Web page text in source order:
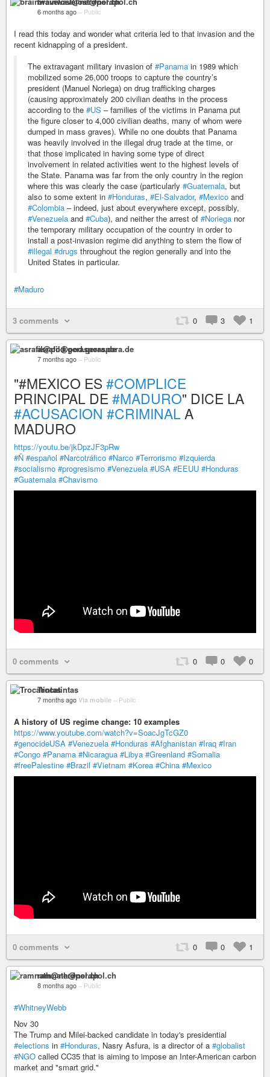
6 months ago – Public
I read this today and wonder what criteria led to that invasion and the
recent kidnapping of a president.
The extravagant military invasion of #Panama in 1989 which
mobilized some 26,000 troops to capture the country’s
president (Manuel Noriega) on drug trafficking charges
(causing approximately 200 civilian deaths in the process
according to the #US – families of the victims in Panama put
the figure closer to 4,000 civilian deaths, many of whom were
dumped in mass graves). While no one doubts that Panama
was heavily involved in the illegal drug trade at the time, or
that those implicated in having some type of direct
involvement in related activities went to the highest levels of
the State. Panama was far from the only country in the region
where this was clearly the case (particularly #Guatemala, but
also to some extent in #Honduras, #El-Salvador, #Mexico and
#Colombia – indeed, just about everywhere except, possibly,
#Venezuela and #Cuba), and neither the arrest of #Noriega nor
the temporary military occupation of the country in order to
install a post-invasion regime did anything to stem the flow of
#illegal #drugs throughout the region generally and into the
United States in particular.
#Maduro
3 comments 0 3 1
asrafil@pod.geraspora.de
7 months ago – Public
"#MEXICO ES#COMPLICE
PRINCIPAL DE #MADURO" DICE LA
#ACUSACION #CRIMINALA
MADURO
https://youtu.be/jkDpzJF3pRw
#Ñ #español #Narcotráfico #Narco #Terrorismo #Izquierda
#socialismo #progresismo #Venezuela #USA #EEUU #Honduras
#Guatemala #Chavismo
0 comments 0 0 0
Trocatintas
7 months ago Via mobile – Public
A history of US regime change: 10 examples
https://www.youtube.com/watch?v=SoacJgTcGZ0
#genocideUSA #Venezuela #Honduras #Afghanistan #Iraq #Iran
#Congo #Panama #Nicaragua #Libya #Greenland #Somalia
#freePalestine #Brazil #Vietnam #Korea #China #Mexico
0 comments 0 0 1
ramnath@nerdpol.ch
8 months ago – Public
#WhitneyWebb
Nov 30
The Trump and Milei-backed candidate in today's presidential
#elections in #Honduras, Nasry Asfura, is a director of a #globalist
#NGO called CC35 that is aiming to impose an Inter-American carbon
market and "smart grid."